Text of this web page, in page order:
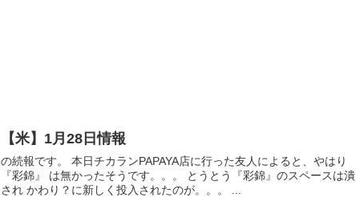
【米】1月28日情報
の続報です。 本日チカランPAPAYA店に行った友人によると、やはり
『彩錦』 は無かったそうです。。。 とうとう『彩錦』のスペースは潰
され かわり？に新しく投入されたのが。。。 ...